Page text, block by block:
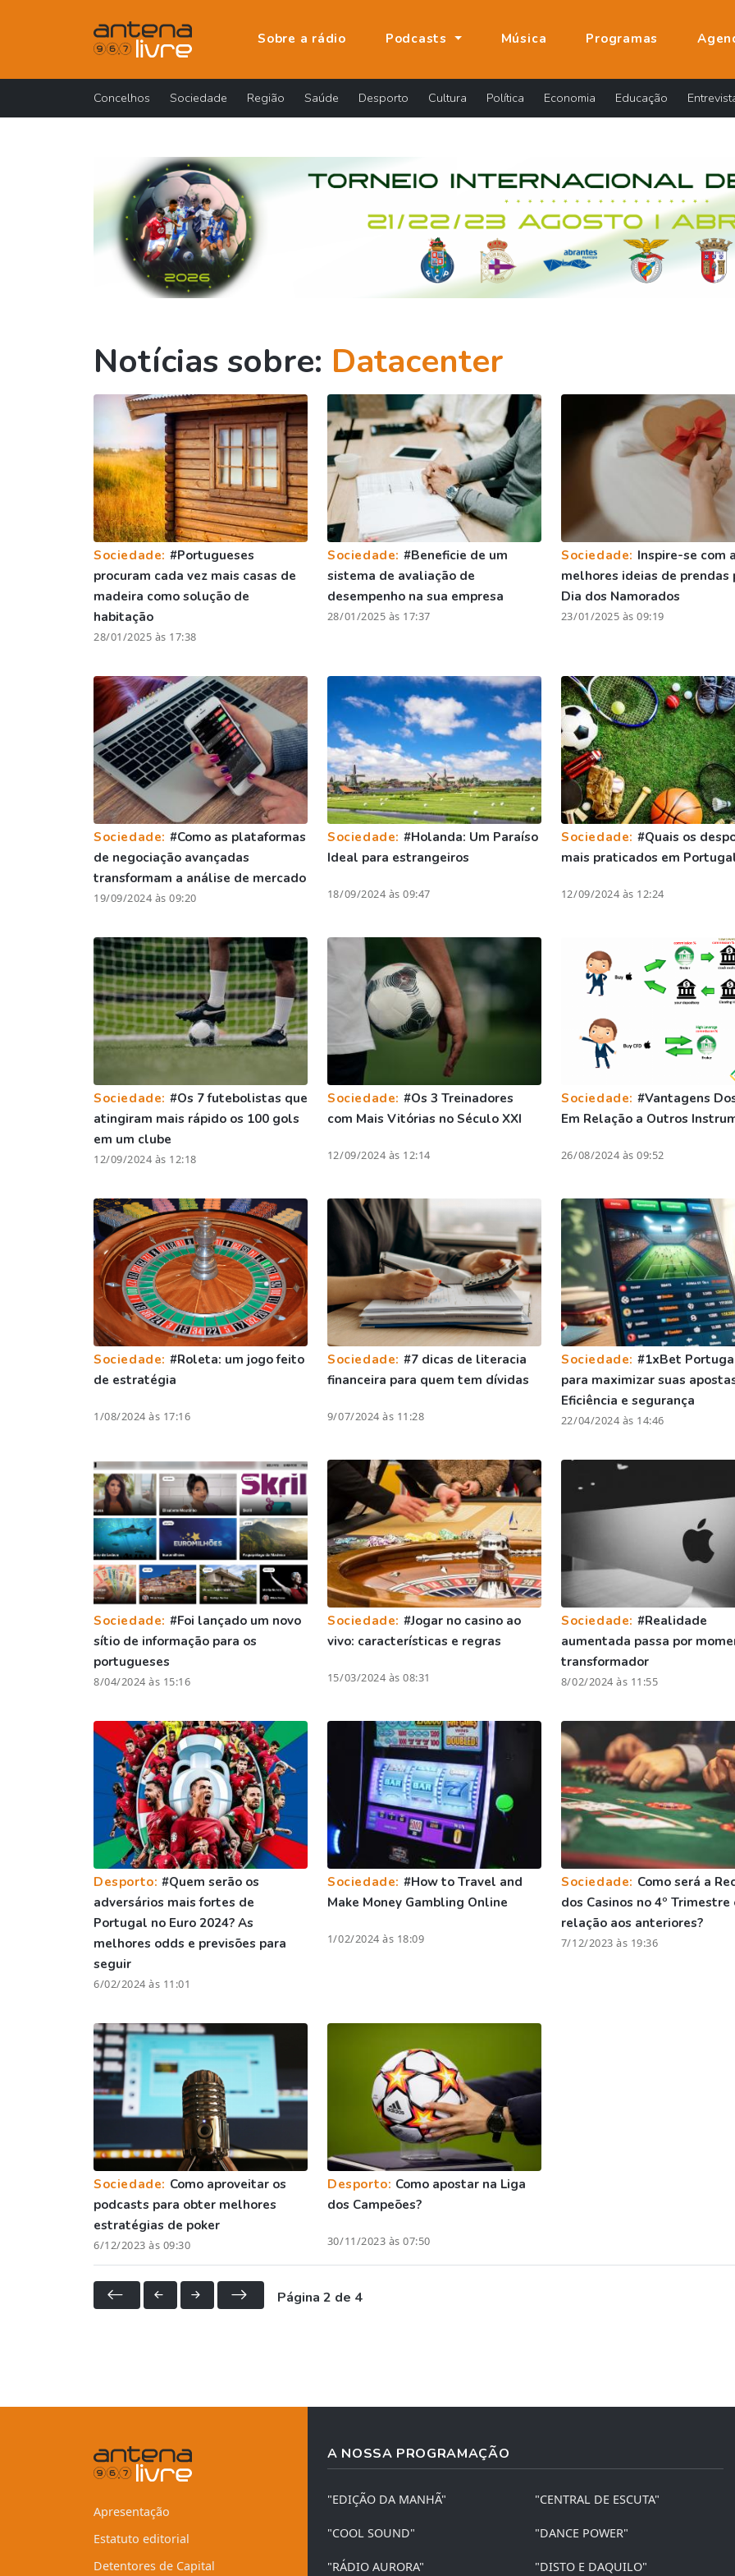
Sobre a rádio Podcasts Música Programas
Concelhos Sociedade Região Saúde Desporto Cultura Política Economia Educação
Notícias sobre: Datacenter
Sociedade: #Portugueses
procuram cada vez mais casas de
madeira como solução de
habitação
28/01/2025 às 17:38
Sociedade: #Beneficie de um
sistema de avaliação de
desempenho na sua empresa
28/01/2025 às 17:37
Sociedade: Inspire-se com
melhores ideias de prendas
Dia dos Namorados
23/01/2025 às 09:19
Sociedade: #Como as plataformas
de negociação avançadas
transformam a análise de mercado
19/09/2024 às 09:20
Sociedade: #Holanda: Um Paraíso
Ideal para estrangeiros
18/09/2024 às 09:47
Sociedade: #Quais os
mais praticados em
12/09/2024 às 12:24
Sociedade: #Os 7 futebolistas que
atingiram mais rápido os 100 gols
em um clube
12/09/2024 às 12:18
Sociedade: #Os 3 Treinadores
com Mais Vitórias no Século XXI
12/09/2024 às 12:14
Sociedade: #Vantagens
Em Relação a Outros
26/08/2024 às 09:52
Sociedade: #Roleta: um jogo feito
de estratégia
1/08/2024 às 17:16
Sociedade: #7 dicas de literacia
financeira para quem tem dívidas
9/07/2024 às 11:28
Sociedade: #1xBet
para maximizar suas
Eficiência e segurança
22/04/2024 às 14:46
Sociedade: #Foi lançado um novo
sítio de informação para os
portugueses
8/04/2024 às 15:16
Sociedade: #Jogar no casino ao
vivo: características e regras
15/03/2024 às 08:31
Sociedade: #Realidade
aumentada passa por
transformador
8/02/2024 às 11:55
Desporto:#Quem serão os
adversários mais fortes de
Portugal no Euro 2024? As
melhores odds e previsões para
seguir
6/02/2024 às 11:01
Sociedade: #How to Travel and
Make Money Gambling Online
1/02/2024 às 18:09
Sociedade: Como será a
dos Casinos no 4º Trimestre
relação aos anteriores?
7/12/2023 às 19:36
Sociedade: Como aproveitar os
podcasts para obter melhores
estratégias de poker
6/12/2023 às 09:30
Desporto: Como apostar na Liga
dos Campeões?
30/11/2023 às 07:50
Página 2 de 4
Apresentação
Estatuto editorial
Detentores de Capital
A NOSSA PROGRAMAÇÃO
"EDIÇÃO DA MANHÃ" "CENTRAL DE ESCUTA"
"COOL SOUND" "DANCE POWER"
"RÁDIO AURORA" "DISTO E DAQUILO"